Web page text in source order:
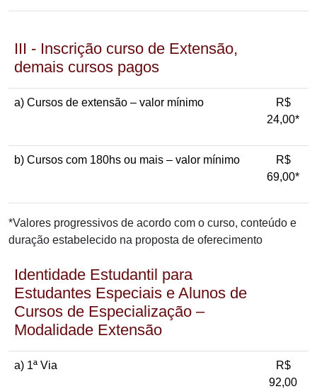
III - Inscrição curso de Extensão,
demais cursos pagos
a) Cursos de extensão – valor mínimo
R$
24,00*
b) Cursos com 180hs ou mais – valor mínimo
R$
69,00*
*Valores progressivos de acordo com o curso, conteúdo e
duração estabelecido na proposta de oferecimento
Identidade Estudantil para
Estudantes Especiais e Alunos de
Cursos de Especialização –
Modalidade Extensão
a) 1ª Via
R$
92,00